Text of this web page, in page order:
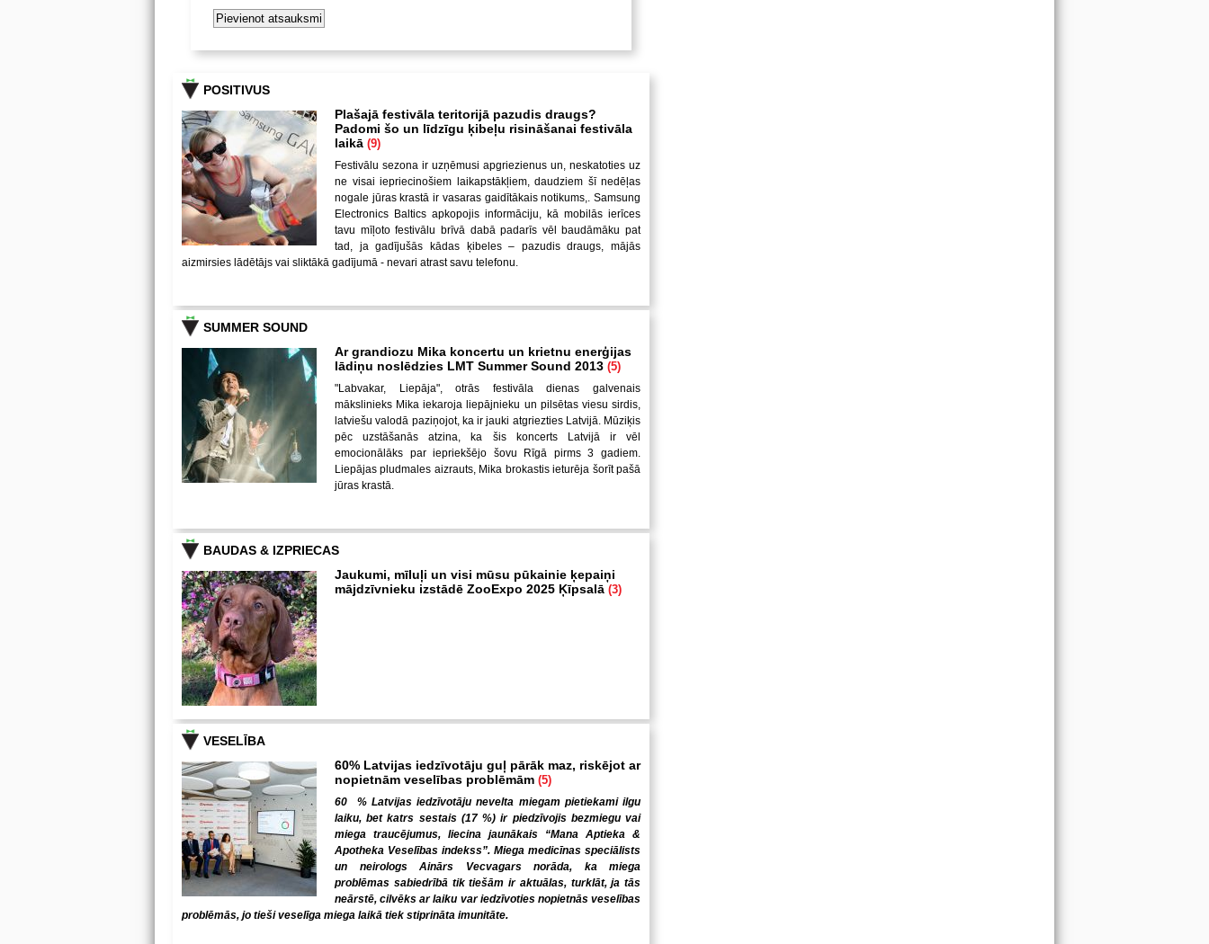
POSITIVUS
Plašajā festivāla teritorijā pazudis draugs?
Padomi šo un līdzīgu ķibeļu risināšanai festivāla
laikā (9)
Festivālu sezona ir uzņēmusi apgriezienus un, neskatoties uz
ne visai iepriecinošiem laikapstākļiem, daudziem šī nedēļas
nogale jūras krastā ir vasaras gaidītākais notikums,. Samsung
Electronics Baltics apkopojis informāciju, kā mobilās ierīces
tavu mīļoto festivālu brīvā dabā padarīs vēl baudāmāku pat
tad, ja gadījušās kādas ķibeles – pazudis draugs, mājās
aizmirsies lādētājs vai sliktākā gadījumā - nevari atrast savu telefonu.
SUMMER SOUND
Ar grandiozu Mika koncertu un krietnu enerģijas
lādiņu noslēdzies LMT Summer Sound 2013 (5)
"Labvakar, Liepāja", otrās festivāla dienas galvenais
mākslinieks Mika iekaroja liepājnieku un pilsētas viesu sirdis,
latviešu valodā paziņojot, ka ir jauki atgriezties Latvijā. Mūziķis
pēc uzstāšanās atzina, ka šis koncerts Latvijā ir vēl
emocionālāks par iepriekšējo šovu Rīgā pirms 3 gadiem.
Liepājas pludmales aizrauts, Mika brokastis ieturēja šorīt pašā
jūras krastā.
BAUDAS & IZPRIECAS
Jaukumi, mīluļi un visi mūsu pūkainie ķepaiņi
mājdzīvnieku izstādē ZooExpo 2025 Ķīpsalā (3)
VESELĪBA
60% Latvijas iedzīvotāju guļ pārāk maz, riskējot ar
nopietnām veselības problēmām (5)
60 % Latvijas iedzīvotāju nevelta miegam pietiekami ilgu
laiku, bet katrs sestais (17 %) ir piedzīvojis bezmiegu vai
miega traucējumus, liecina jaunākais “Mana Aptieka &
Apotheka Veselības indekss”. Miega medicīnas speciālists
un neirologs Ainārs Vecvagars norāda, ka miega
problēmas sabiedrībā tik tiešām ir aktuālas, turklāt, ja tās
neārstē, cilvēks ar laiku var iedzīvoties nopietnās veselības
problēmās, jo tieši veselīga miega laikā tiek stiprināta imunitāte.